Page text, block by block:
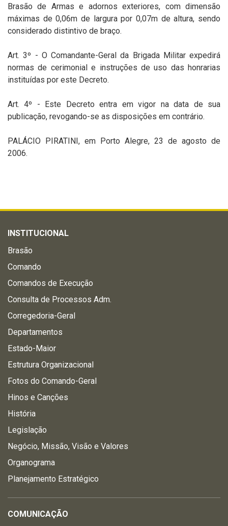
Brasão de Armas e adornos exteriores, com dimensão
máximas de 0,06m de largura por 0,07m de altura, sendo
considerado distintivo de braço.
Art. 3º - O Comandante-Geral da Brigada Militar expedirá
normas de cerimonial e instruções de uso das honrarias
instituídas por este Decreto.
Art. 4º - Este Decreto entra em vigor na data de sua
publicação, revogando-se as disposições em contrário.
PALÁCIO PIRATINI, em Porto Alegre, 23 de agosto de
2006.
INSTITUCIONAL
Brasão
Comando
Comandos de Execução
Consulta de Processos Adm.
Corregedoria-Geral
Departamentos
Estado-Maior
Estrutura Organizacional
Fotos do Comando-Geral
Hinos e Canções
História
Legislação
Negócio, Missão, Visão e Valores
Organograma
Planejamento Estratégico
COMUNICAÇÃO